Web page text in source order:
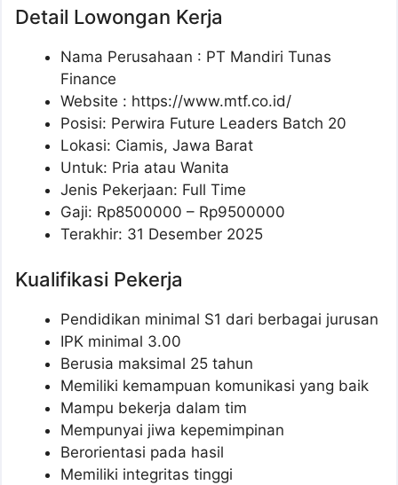
Detail Lowongan Kerja
Nama Perusahaan : PT Mandiri Tunas
Finance
Website : https://www.mtf.co.id/
Posisi: Perwira Future Leaders Batch 20
Lokasi: Ciamis, Jawa Barat
Untuk: Pria atau Wanita
Jenis Pekerjaan: Full Time
Gaji: Rp8500000 – Rp9500000
Terakhir: 31 Desember 2025
Kualifikasi Pekerja
Pendidikan minimal S1 dari berbagai jurusan
IPK minimal 3.00
Berusia maksimal 25 tahun
Memiliki kemampuan komunikasi yang baik
Mampu bekerja dalam tim
Mempunyai jiwa kepemimpinan
Berorientasi pada hasil
Memiliki integritas tinggi